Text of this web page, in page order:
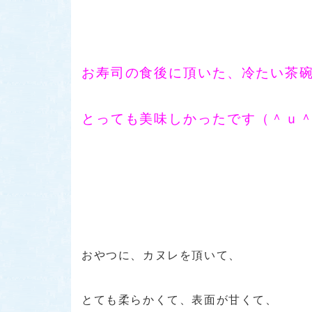
お寿司の食後に頂いた、冷たい茶
とっても美味しかったです（＾ｕ
おやつに、カヌレを頂いて、
とても柔らかくて、表面が甘くて、